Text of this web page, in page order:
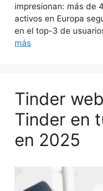
impresionan: más de
activos en Europa
en el top-3 de
más
Tinder
Tinder en
en 2025